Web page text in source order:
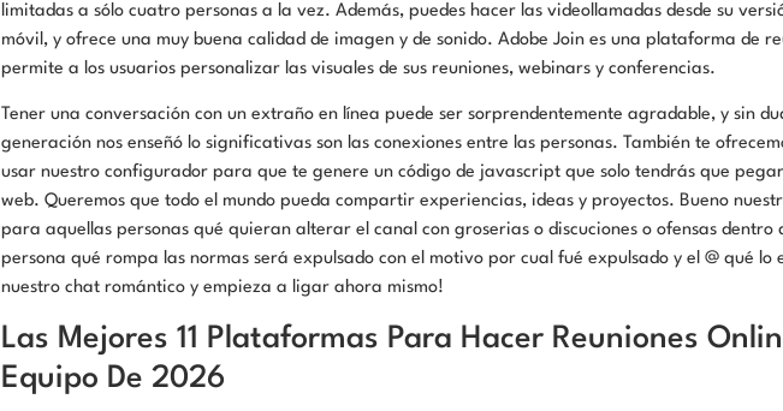
limitadas a sólo cuatro personas a la vez. Además, puedes hacer las videollamadas desde su
móvil, y ofrece una muy buena calidad de imagen y de sonido. Adobe Join es una plataforma de
permite a los usuarios personalizar las visuales de sus reuniones, webinars y conferencias.
Tener una conversación con un extraño en línea puede ser sorprendentemente agradable, y sin
generación nos enseñó lo significativas son las conexiones entre las personas. También te
usar nuestro configurador para que te genere un código de javascript que solo tendrás que
web. Queremos que todo el mundo pueda compartir experiencias, ideas y proyectos. Bueno
para aquellas personas qué quieran alterar el canal con groserias o discuciones o ofensas dentro
persona qué rompa las normas será expulsado con el motivo por cual fué expulsado y el @ qué
nuestro chat romántico y empieza a ligar ahora mismo!
Las Mejores 11 Plataformas Para Hacer Reuniones
Equipo De 2026